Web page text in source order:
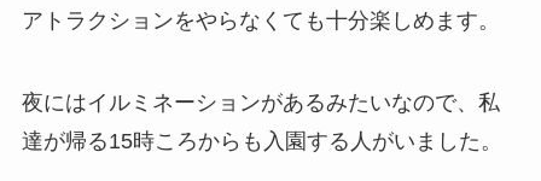
アトラクションをやらなくても十分楽しめます。
夜にはイルミネーションがあるみたいなので、私
達が帰る15時ころからも入園する人がいました。